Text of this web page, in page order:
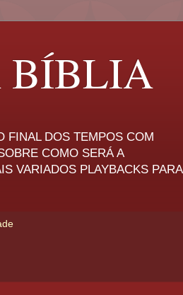
BÍBLIA
FINAL DOS TEMPOS COM
COMO SERÁ A
VARIADOS PLAYBACKS PARA